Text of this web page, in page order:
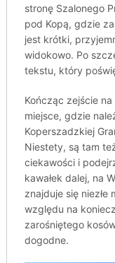
stronę Szalonego
pod Kopą, gdzie
jest krótki,
widokowo. Po
tekstu, który
Kończąc zejście
miejsce, gdzie
Koperszadzkiej
Niestety, są tam
ciekawości i
kawałek dalej, na
znajduje się
względu na
zarośniętego
dogodne.